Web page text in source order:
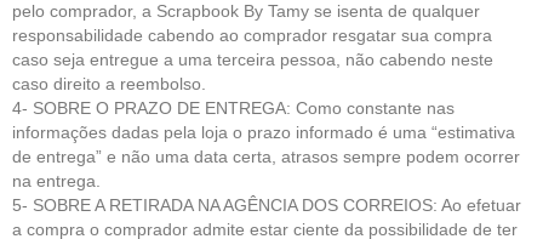
pelo comprador, a Scrapbook By Tamy se isenta de qualquer
responsabilidade cabendo ao comprador resgatar sua compra
caso seja entregue a uma terceira pessoa, não cabendo neste
caso direito a reembolso.
4- SOBRE O PRAZO DE ENTREGA: Como constante nas
informações dadas pela loja o prazo informado é uma “estimativa
de entrega” e não uma data certa, atrasos sempre podem ocorrer
na entrega.
5- SOBRE A RETIRADA NA AGÊNCIA DOS CORREIOS: Ao efetuar
a compra o comprador admite estar ciente da possibilidade de ter